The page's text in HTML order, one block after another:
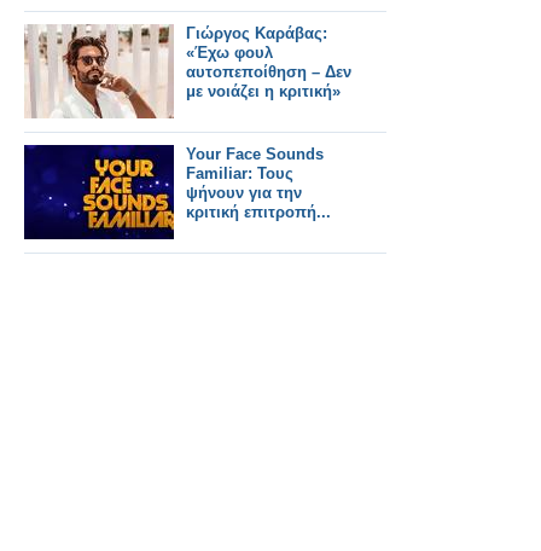
Γιώργος Καράβας:
«Έχω φουλ
αυτοπεποίθηση – Δεν
με νοιάζει η κριτική»
Your Face Sounds
Familiar: Τους
ψήνουν για την
κριτική επιτροπή...